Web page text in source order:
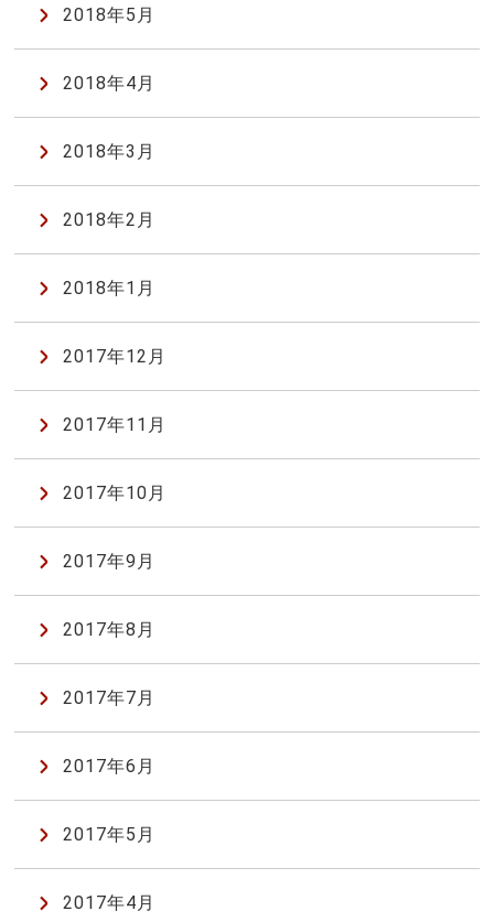
2018年5月
2018年4月
2018年3月
2018年2月
2018年1月
2017年12月
2017年11月
2017年10月
2017年9月
2017年8月
2017年7月
2017年6月
2017年5月
2017年4月